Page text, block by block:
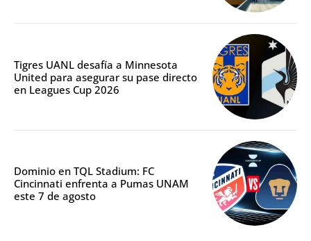
Tigres UANL desafía a Minnesota
United para asegurar su pase directo
en Leagues Cup 2026
Dominio en TQL Stadium: FC
Cincinnati enfrenta a Pumas UNAM
este 7 de agosto